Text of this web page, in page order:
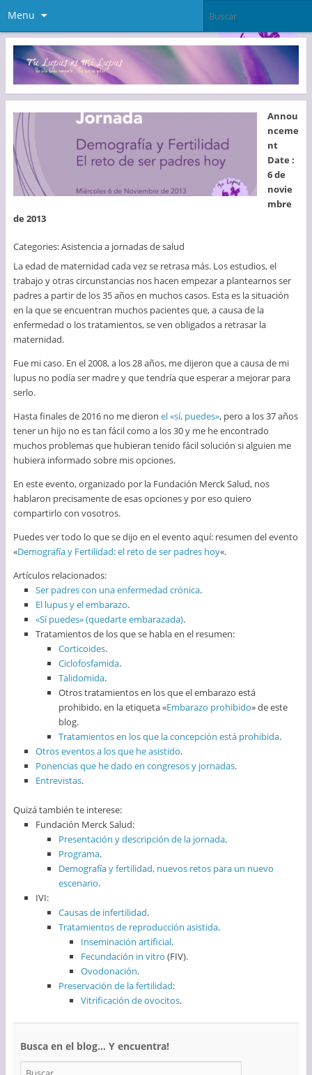
Menu
Annou
nceme
nt
Date :
6 de
novie
mbre
de 2013
Categories: Asistencia a jornadas de salud
La edad de maternidad cada vez se retrasa más. Los estudios, el
trabajo y otras circunstancias nos hacen empezar a plantearnos ser
padres a partir de los 35 años en muchos casos. Esta es la situación
en la que se encuentran muchos pacientes que, a causa de la
enfermedad o los tratamientos, se ven obligados a retrasar la
maternidad.
Fue mi caso. En el 2008, a los 28 años, me dijeron que a causa de mi
lupus no podía ser madre y que tendría que esperar a mejorar para
serlo.
Hasta finales de 2016 no me dieron el «sí, puedes», pero a los 37 años
tener un hijo no es tan fácil como a los 30 y me he encontrado
muchos problemas que hubieran tenido fácil solución si alguien me
hubiera informado sobre mis opciones.
En este evento, organizado por la Fundación Merck Salud, nos
hablaron precisamente de esas opciones y por eso quiero
compartirlo con vosotros.
Puedes ver todo lo que se dijo en el evento aquí: resumen del evento
«Demografía y Fertilidad: el reto de ser padres hoy«.
Artículos relacionados:
Ser padres con una enfermedad crónica.
El lupus y el embarazo.
«Sí puedes» (quedarte embarazada).
Tratamientos de los que se habla en el resumen:
Corticoides.
Ciclofosfamida.
Talidomida.
Otros tratamientos en los que el embarazo está
prohibido, en la etiqueta «Embarazo prohibido» de este
blog.
Tratamientos en los que la concepción está prohibida.
Otros eventos a los que he asistido.
Ponencias que he dado en congresos y jornadas.
Entrevistas.
Quizá también te interese:
Fundación Merck Salud:
Presentación y descripción de la jornada.
Programa.
Demografía y fertilidad, nuevos retos para un nuevo
escenario.
IVI:
Causas de infertilidad.
Tratamientos de reproducción asistida.
Inseminación artificial.
Fecundación in vitro (FIV).
Ovodonación.
Preservación de la fertilidad:
Vitrificación de ovocitos.
Busca en el blog… Y encuentra!